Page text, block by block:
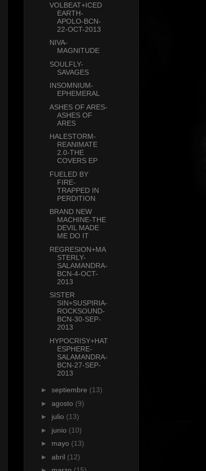
VOLBEAT+ICED
EARTH-
APOLO-BCN-
22-OCT-2013
NIVA-
MAGNITUDE
SOULFLY-
SAVAGES
INSOMNIUM-
EPHEMERAL
ASHES OF ARES-
ASHES OF
ARES
HALESTORM-
REANIMATE
2.0-THE
COVERS EP
FUELED BY
FIRE-
TRAPPED IN
PERDITION
BRAND NEW
MACHINE-THE
DEVIL MADE
ME DO IT
REGRESION+MA
STERLY-
SALAMANDRA-
BCN-4-OCT-
2013
SISTER
SIN+SUSPIRIA-
ROCKSOUND-
BCN-30-SEP-
2013
HYPOCRISY+HAT
ESPHERE-
SALAMANDRA-
BCN-27-SEP-
2013
► septiembre (13)
► agosto (9)
► julio (13)
► junio (10)
► mayo (13)
► abril (12)